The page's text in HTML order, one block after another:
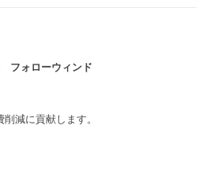
ォローウィンド
減に貢献します。